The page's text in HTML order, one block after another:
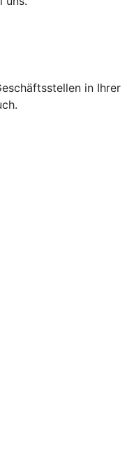
in Ihrer